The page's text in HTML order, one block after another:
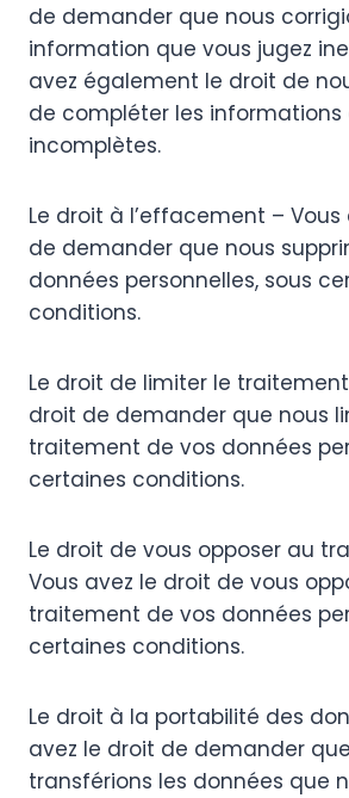
de demander que nous
information que vous jugez
avez également le droit de
de compléter les informations
incomplètes.
Le droit à l’effacement –
de demander que nous
données personnelles, sous
conditions.
Le droit de limiter le
droit de demander que nous
traitement de vos données
certaines conditions.
Le droit de vous opposer au
Vous avez le droit de vous
traitement de vos données
certaines conditions.
Le droit à la portabilité des
avez le droit de demander
transférions les données que